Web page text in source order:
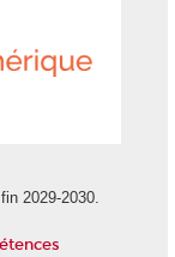
2029-2030.